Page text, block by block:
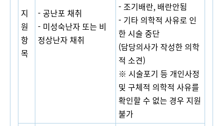
지
원
항
목
- 공난포 채취
- 미성숙난자 또는 비
정상난자 채취
- 조기배란, 배란안됨
- 기타 의학적 사유로 인
한 시술 중단
(담당의사가 작성한 의학
적 소견)
※ 시술포기 등 개인사정
및 구체적 의학적 사유를
확인할 수 없는 경우 지원
불가